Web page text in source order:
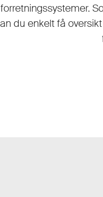
forretningssystemer.
du enkelt få